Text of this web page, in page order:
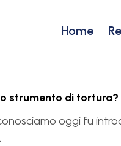
Home
strumento di tortura?
oggi fu